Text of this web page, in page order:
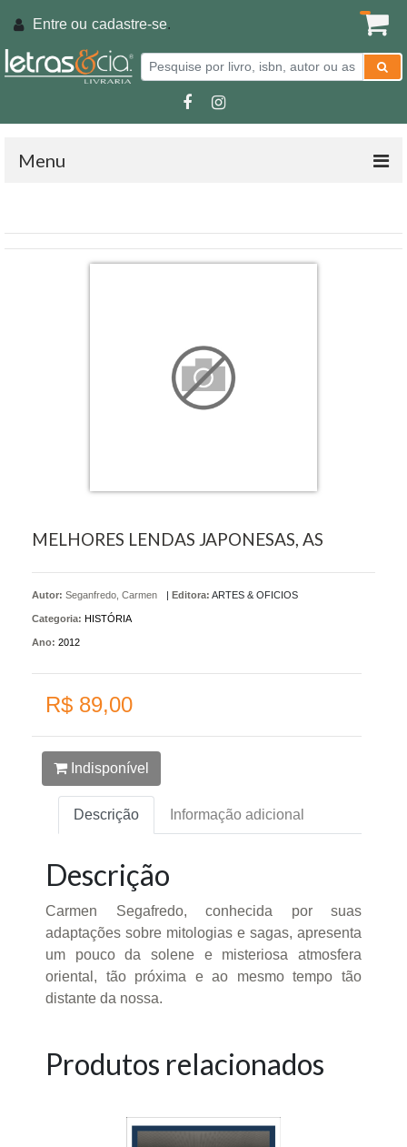
Entre ou cadastre-se.
Menu
MELHORES LENDAS JAPONESAS, AS
Autor: Seganfredo, Carmen | Editora: ARTES & OFICIOS
Categoria: HISTÓRIA
Ano: 2012
R$ 89,00
Indisponível
Descrição Informação adicional
Descrição
Carmen Segafredo, conhecida por suas
adaptações sobre mitologias e sagas, apresenta
um pouco da solene e misteriosa atmosfera
oriental, tão próxima e ao mesmo tempo tão
distante da nossa.
Produtos relacionados